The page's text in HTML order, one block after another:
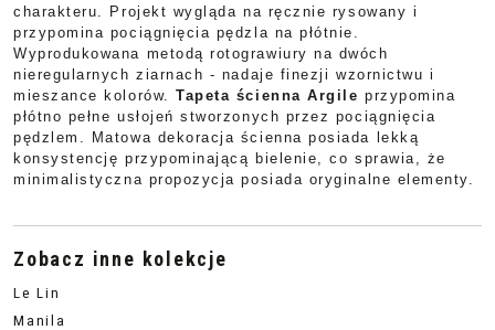
charakteru. Projekt wygląda na ręcznie rysowany i
przypomina pociągnięcia pędzla na płótnie.
Wyprodukowana metodą rotograwiury na dwóch
nieregularnych ziarnach - nadaje finezji wzornictwu i
mieszance kolorów.Tapeta ścienna Argile przypomina
płótno pełne usłojeń stworzonych przez pociągnięcia
pędzlem. Matowa dekoracja ścienna posiada lekką
konsystencję przypominającą bielenie, co sprawia, że
minimalistyczna propozycja posiada oryginalne elementy.
Zobacz inne kolekcje
Le Lin
Manila